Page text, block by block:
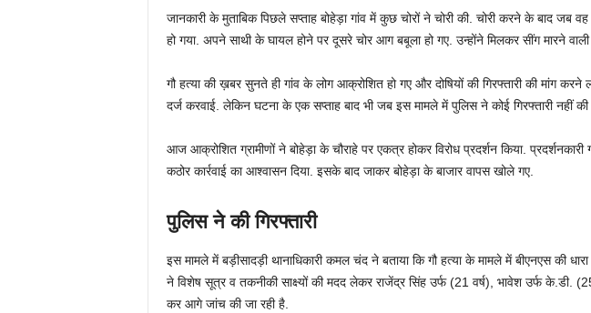
जानकारी के मुताबिक पिछले सप्ताह बोहेड़ा गांव में कुछ चोरों ने चोरी की. चोरी करने के बाद जब
हो गया. अपने साथी के घायल होने पर दूसरे चोर आग बबूला हो गए. उन्होंने मिलकर सींग मारने
गौ हत्या की ख़बर सुनते ही गांव के लोग आक्रोशित हो गए और दोषियों की गिरफ्तारी की मांग करने
दर्ज करवाई. लेकिन घटना के एक सप्ताह बाद भी जब इस मामले में पुलिस ने कोई गिरफ्तारी नहीं की
आज आक्रोशित ग्रामीणों ने बोहेड़ा के चौराहे पर एकत्र होकर विरोध प्रदर्शन किया.
कठोर कार्रवाई का आश्वासन दिया. इसके बाद जाकर बोहेड़ा के बाजार वापस खोले गए.
पुलिस ने की गिरफ्तारी
इस मामले में बड़ीसादड़ी थानाधिकारी कमल चंद ने बताया कि गौ हत्या के मामले में बीएनएस की
ने विशेष सूत्र व तकनीकी साक्ष्यों की मदद लेकर राजेंद्र सिंह उर्फ (21 वर्ष), भावेश उर्फ के.डी.
कर आगे जांच की जा रही है.